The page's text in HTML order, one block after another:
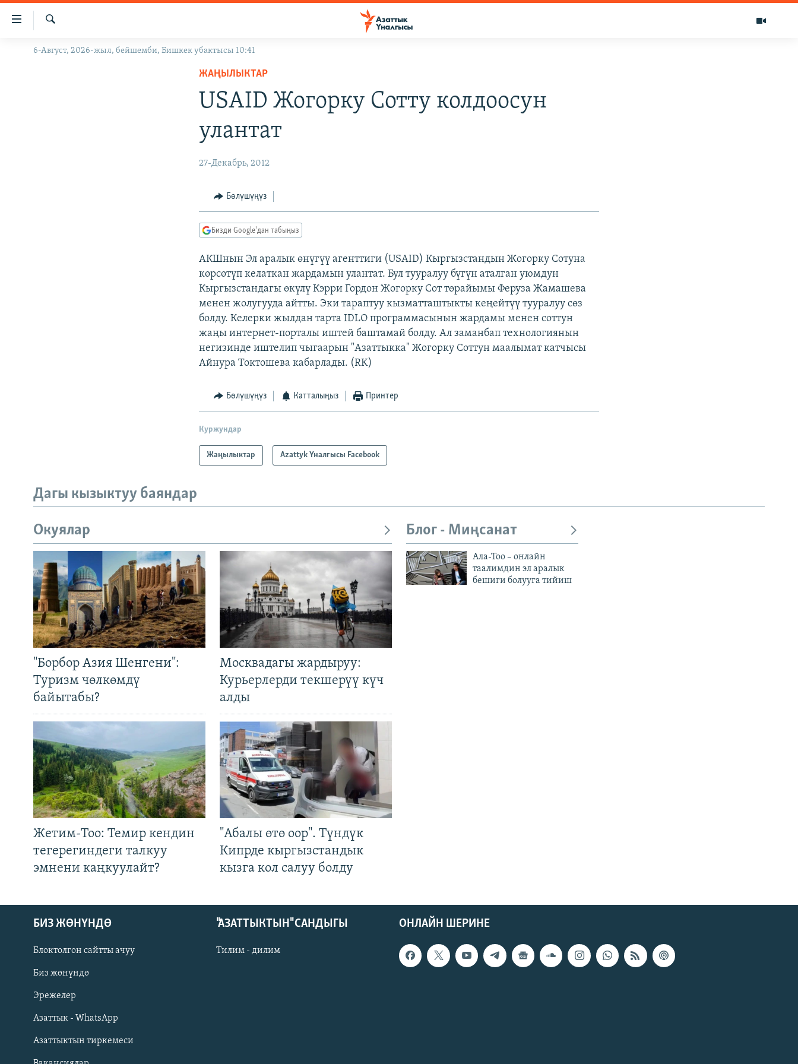
Линктер
Мазмунга
Навигацияга
ЖАҢЫЛЫКТАР
Русский
ОНЛАЙН ШЕРИНЕ
Издөө
6-Август, 2026-жыл, бейшемби, Бишкек убактысы 10:41
ЖАҢЫЛЫКТАР
USAID Жогорку Сотту колдоосун
улантат
27-Декабрь, 2012
Бөлүшүңүз
Бизди Google'дан табыңыз
АКШнын Эл аралык өнүгүү агенттиги (USAID) Кыргызстандын Жогорку Сотуна
көрсөтүп келаткан жардамын улантат. Бул тууралуу бүгүн аталган уюмдун
Кыргызстандагы өкүлү Кэрри Гордон Жогорку Сот төрайымы Феруза Жамашева
менен жолугууда айтты. Эки тараптуу кызматташтыкты кеңейтүү тууралуу сөз
болду. Келерки жылдан тарта IDLO программасынын жардамы менен соттун
жаңы интернет-порталы иштей баштамай болду. Ал заманбап технологиянын
негизинде иштелип чыгаарын "Азаттыкка" Жогорку Соттун маалымат катчысы
Айнура Токтошева кабарлады. (RK)
Бөлүшүңүз Катталыңыз Принтер
Куржундар
Жаңылыктар Azattyk Үналгысы Facebook
Дагы кызыктуу баяндар
Окуялар
"Борбор Азия Шенгени":
Туризм чөлкөмдү
байытабы?
Москвадагы жардыруу:
Курьерлерди текшерүү күч
алды
Жетим-Тоо: Темир кендин
тегерегиндеги талкуу
эмнени каңкуулайт?
"Абалы өтө оор". Түндүк
Кипрде кыргызстандык
кызга кол салуу болду
Блог - Миңсанат
Ала-Тоо – онлайн
таалимдин эл аралык
бешиги болууга тийиш
ОНЛАЙН ШЕРИНЕ
БИЗ ЖӨНҮНДӨ
Блоктолгон сайтты ачуу
Биз жөнүндө
Эрежелер
Азаттык - WhatsApp
Азаттыктын тиркемеси
"АЗАТТЫКТЫН" САНДЫГЫ
Тилим - дилим